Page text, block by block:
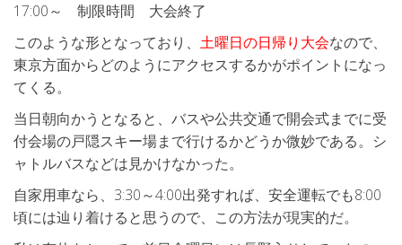
17:00～ 制限時間 大会終了
このような形となっており、 土曜日の日帰り大会なので、
東京方面からどのようにアクセスするかがポイントになっ
てくる。
当日朝向かうとなると、バスや公共交通で開会式までに受
付会場の戸隠スキー場まで行けるかどうか微妙である。シ
ャトルバスなどは見かけなかった。
自家用車なら、3:30～4:00出発すれば、安全運転でも8:00
頃には辿り着けると思うので、この方法が現実的だ。